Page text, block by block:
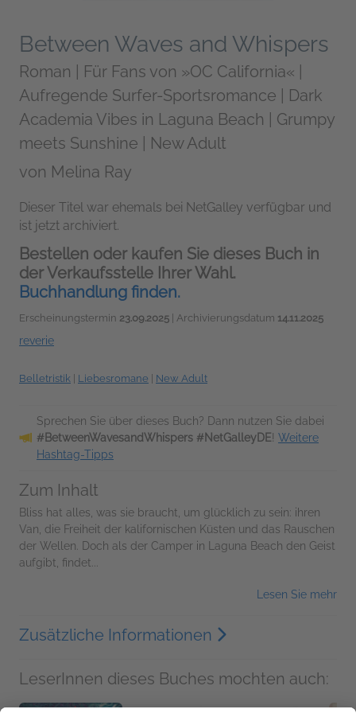
Between Waves and Whispers
Roman | Für Fans von »OC California« |
Aufregende Surfer-Sportsromance | Dark
Academia Vibes in Laguna Beach | Grumpy
meets Sunshine | New Adult
von Melina Ray
Dieser Titel war ehemals bei NetGalley verfügbar und
ist jetzt archiviert.
Bestellen oder kaufen Sie dieses Buch in
der Verkaufsstelle Ihrer Wahl.
Buchhandlung finden.
Erscheinungstermin 23.09.2025 | Archivierungsdatum 14.11.2025
reverie
Belletristik Liebesromane New Adult
Sprechen Sie über dieses Buch? Dann nutzen Sie dabei
#BetweenWavesandWhispers #NetGalleyDE! Weitere
Hashtag-Tipps
Zum Inhalt
Bliss hat alles, was sie braucht, um glücklich zu sein: ihren
Van, die Freiheit der kalifornischen Küsten und das Rauschen
der Wellen. Doch als der Camper in Laguna Beach den Geist
aufgibt, findet...
Lesen Sie mehr
Zusätzliche Informationen
LeserInnen dieses Buches mochten auch: